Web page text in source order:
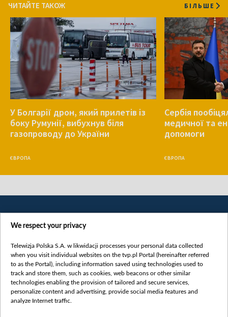
ЧИТАЙТЕ ТАКОЖ БІЛЬШЕ
У Болгарії дрон, який прилетів із
боку Румунії, вибухнув біля
газопроводу до України
ЄВРОПА
Сербія
медичної та
допомоги
ЄВРОПА
Категорії
Новини
We respect your privacy
Telewizja Polska S.A. w likwidacji processes your personal data collected
when you visit individual websites on the tvp.pl Portal (hereinafter referred
to as the Portal), including information saved using technologies used to
track and store them, such as cookies, web beacons or other similar
technologies enabling the provision of tailored and secure services,
personalize content and advertising, provide social media features and
analyze Internet traffic.